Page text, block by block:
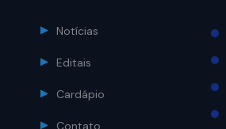
Notícias
Editais
Cardápio
Contato